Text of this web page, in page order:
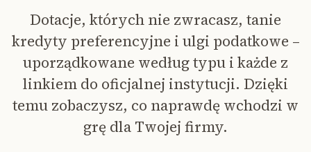
Dotacje, których nie zwracasz, tanie
kredyty preferencyjne i ulgi podatkowe –
uporządkowane według typu i każde z
linkiem do oficjalnej instytucji. Dzięki
temu zobaczysz, co naprawdę wchodzi w
grę dla Twojej firmy.